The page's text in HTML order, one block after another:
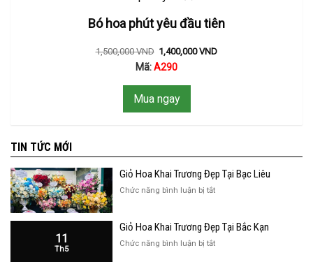
Bó hoa phút yêu đầu tiên
1,500,000VND 1,400,000VND
Mã:A290
Mua ngay
TIN TỨC MỚI
Giỏ Hoa Khai Trương Đẹp Tại Bạc Liêu
Chức năng bình luận bị tắtở
Khai
Đẹp
11
Th5
Giỏ Hoa Khai Trương Đẹp Tại Bắc Kạn
Chức năng bình luận bị tắtở